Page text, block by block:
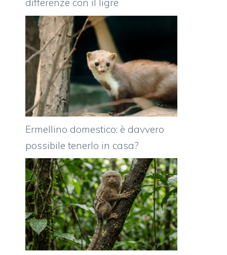
differenze con il ligre
Ermellino domestico: è davvero
possibile tenerlo in casa?